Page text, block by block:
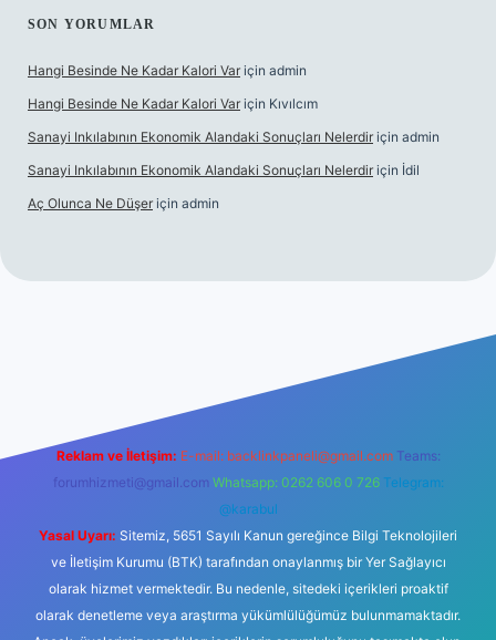
SON YORUMLAR
Hangi Besinde Ne Kadar Kalori Var için admin
Hangi Besinde Ne Kadar Kalori Var için Kıvılcım
Sanayi Inkılabının Ekonomik Alandaki Sonuçları Nelerdir için admin
Sanayi Inkılabının Ekonomik Alandaki Sonuçları Nelerdir için İdil
Aç Olunca Ne Düşer için admin
Reklam ve İletişim: E-mail: backlinkpaneli@gmail.com Teams:
forumhizmeti@gmail.com Whatsapp: 0262 606 0 726 Telegram:
@karabul
Yasal Uyarı: Sitemiz, 5651 Sayılı Kanun gereğince Bilgi Teknolojileri
ve İletişim Kurumu (BTK) tarafından onaylanmış bir Yer Sağlayıcı
olarak hizmet vermektedir. Bu nedenle, sitedeki içerikleri proaktif
olarak denetleme veya araştırma yükümlülüğümüz bulunmamaktadır.